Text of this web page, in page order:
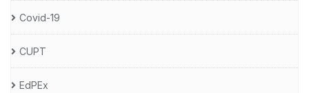
Covid-19
CUPT
EdPEx